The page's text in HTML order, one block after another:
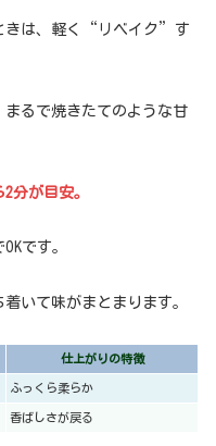
きは、軽く“リベイク”す
るで焼きたてのような甘
分が目安。
です。
いて味がまとまります。
仕上がりの特徴
ふっくら柔らか
香ばしさが戻る